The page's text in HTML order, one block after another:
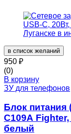
в список желаний
950 ₽
(0)
В корзину
ЗУ для телефонов
Блок питания
C109A
белый